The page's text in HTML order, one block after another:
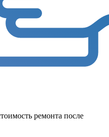
ремонта после